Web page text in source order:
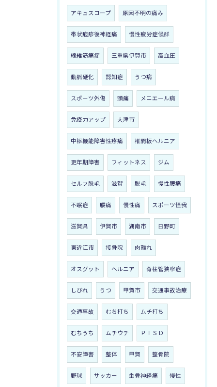
アキュスコープ 原因不明の痛み
帯状疱疹後神経痛 慢性疲労症候群
線維筋痛症 三重県伊賀市 高血圧
動脈硬化 認知症 うつ病
スポーツ外傷 頭痛 メニエール病
免疫力アップ 大津市
中枢機能障害性疼痛 椎間板ヘルニア
更年期障害 フィットネス ジム
セルフ脱毛 滋賀 脱毛 慢性腰痛
不眠症 腰痛 慢性痛 スポーツ怪我
滋賀県 伊賀市 湖南市 日野町
東近江市 接骨院 肉離れ
オスグット ヘルニア 脊柱管狭窄症
しびれ うつ 甲賀市 交通事故治療
交通事故 むち打ち ムチ打ち
むちうち ムチウチ ＰＴＳＤ
不安障害 整体 甲賀 整骨院
野球 サッカー 坐骨神経痛 慢性